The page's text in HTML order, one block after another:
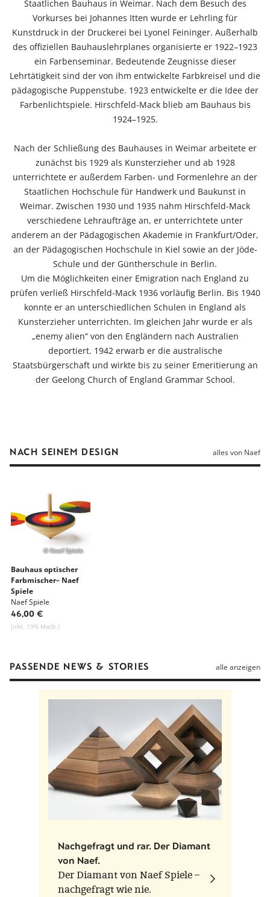
Staatlichen Bauhaus in Weimar. Nach dem Besuch des
Vorkurses bei Johannes Itten wurde er Lehrling für
Kunstdruck in der Druckerei bei Lyonel Feininger. Außerhalb
des offiziellen Bauhauslehrplanes organisierte er 1922–1923
ein Farbenseminar. Bedeutende Zeugnisse dieser
Lehrtätigkeit sind der von ihm entwickelte Farbkreisel und die
pädagogische Puppenstube. 1923 entwickelte er die Idee der
Farbenlichtspiele. Hirschfeld-Mack blieb am Bauhaus bis
1924–1925.
Nach der Schließung des Bauhauses in Weimar arbeitete er
zunächst bis 1929 als Kunsterzieher und ab 1928
unterrichtete er außerdem Farben- und Formenlehre an der
Staatlichen Hochschule für Handwerk und Baukunst in
Weimar. Zwischen 1930 und 1935 nahm Hirschfeld-Mack
verschiedene Lehraufträge an, er unterrichtete unter
anderem an der Pädagogischen Akademie in Frankfurt/Oder,
an der Pädagogischen Hochschule in Kiel sowie an der Jöde-
Schule und der Güntherschule in Berlin.
Um die Möglichkeiten einer Emigration nach England zu
prüfen verließ Hirschfeld-Mack 1936 vorläufig Berlin. Bis 1940
konnte er an unterschiedlichen Schulen in England als
Kunsterzieher unterrichten. Im gleichen Jahr wurde er als
„enemy alien“ von den Engländern nach Australien
deportiert. 1942 erwarb er die australische
Staatsbürgerschaft und wirkte bis zu seiner Emeritierung an
der Geelong Church of England Grammar School.
NACH SEINEM DESIGN alles von Naef
© Naef Spiele
Bauhaus optischer
Farbmischer– Naef
Spiele
Naef Spiele
46,00 €
(inkl. 19% MwSt.)
PASSENDE NEWS & STORIES alle anzeigen
Nachgefragt und rar. Der Diamant
von Naef.
Der Diamant von Naef Spiele –
nachgefragt wie nie.